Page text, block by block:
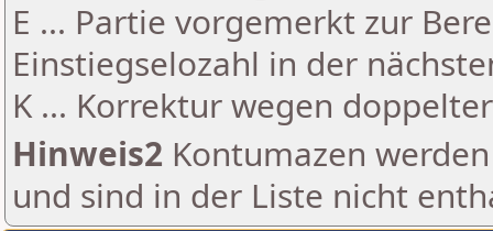
E ... Partie vorgemerkt zur
Einstiegselozahl in der
K ... Korrektur wegen
Hinweis2 Kontumazen
und sind in der Liste nicht